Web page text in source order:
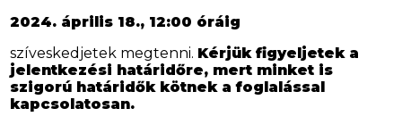
2024. április 18., 12:00 óráig
szíveskedjetek megtenni. Kérjük figyeljetek a
jelentkezési határidőre, mert minket is
szigorú határidők kötnek a foglalással
kapcsolatosan.